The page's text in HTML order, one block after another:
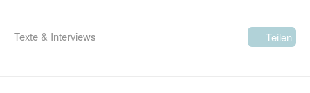
Texte & Interviews Teilen